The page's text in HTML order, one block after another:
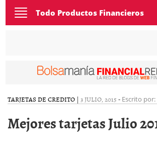
Toggle
navigation
Todo Productos Financieros
TARJETAS DE CREDITO | 3 JULIO, 2015 - Escrito por:
Mejores tarjetas Julio